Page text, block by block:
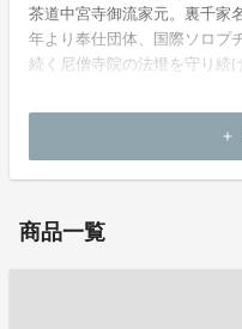
茶道中宮寺御流家元。裏千家
年より奉仕団体、国際ソロプ
続く尼僧寺院の法燈を守り続
add
商品一覧